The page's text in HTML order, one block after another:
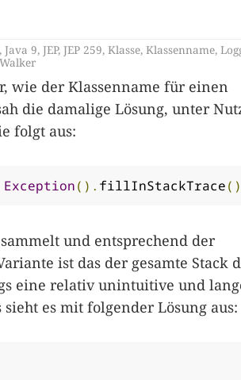
, Java 9, JEP, JEP 259, Klasse, Klassenname,
wie der Klassenname für einen
die damalige Lösung, unter
folgt aus:
Exception(). fillInStackTrace
und entsprechend der
ist das der gesamte Stack
eine relativ unintuitive und
es mit folgender Lösung aus: